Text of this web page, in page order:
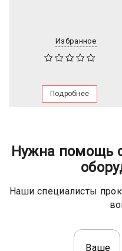
Избранное
Подробнее
Нужна помощь
Наши специалисты
Ваше